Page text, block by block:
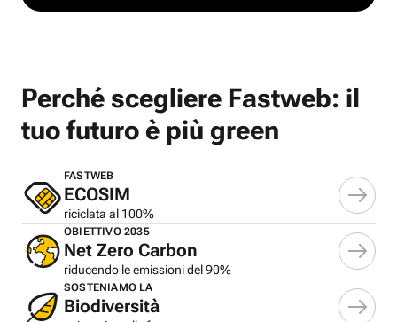
Perché scegliere Fastweb: il
tuo futuro è più green
FASTWEB
ECOSIM
riciclata al 100%
OBIETTIVO 2035
Net Zero Carbon
riducendo le emissioni del 90%
SOSTENIAMO LA
Biodiversità